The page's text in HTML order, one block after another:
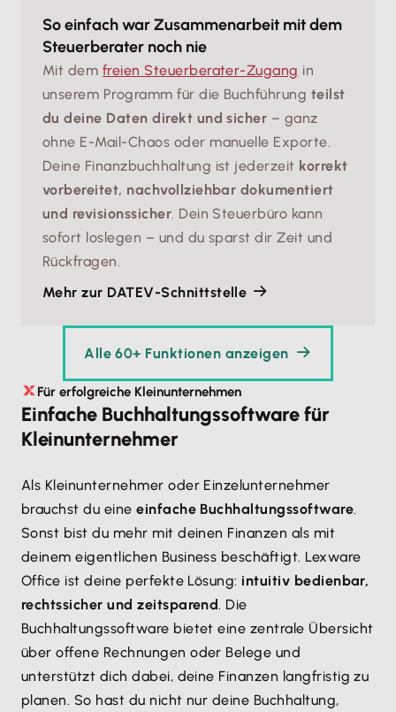
So einfach war Zusammenarbeit mit dem
Steuerberater noch nie
Mit dem freien Steuerberater-Zugang in
unserem Programm für die Buchführung teilst
du deine Daten direkt und sicher – ganz
ohne E-Mail-Chaos oder manuelle Exporte.
Deine Finanzbuchhaltung ist jederzeit korrekt
vorbereitet, nachvollziehbar dokumentiert
und revisionssicher . Dein Steuerbüro kann
sofort loslegen – und du sparst dir Zeit und
Rückfragen.
Mehr zur DATEV-Schnittstelle
Alle 60+ Funktionen anzeigen
Für erfolgreiche Kleinunternehmen
Einfache Buchhaltungssoftware für
Kleinunternehmer
Als Kleinunternehmer oder Einzelunternehmer
brauchst du eineeinfache Buchhaltungssoftware.
Sonst bist du mehr mit deinen Finanzen als mit
deinem eigentlichen Business beschäftigt. Lexware
Office ist deine perfekte Lösung: intuitiv bedienbar,
rechtssicher und zeitsparend. Die
Buchhaltungssoftware bietet eine zentrale Übersicht
über offene Rechnungen oder Belege und
unterstützt dich dabei, deine Finanzen langfristig zu
planen. So hast du nicht nur deine Buchhaltung,